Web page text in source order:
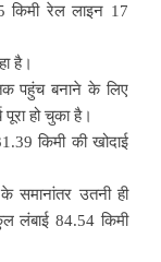
किमी रेल लाइन 17
है।
पहुंच बनाने के लिए
हो चुका है।
किमी की खोदाई
समानांतर उतनी ही
लंबाई 84.54 किमी